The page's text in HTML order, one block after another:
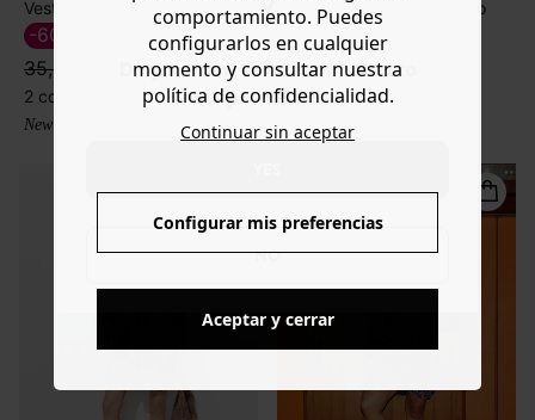
Do you want to be redirected to
www.promod.com ?
NO
Vestido camisero corto
14,39 €
35,99 €
-60%
2 colores
New collection
Vestido camisero bordado
23,99 €
59,99 €
-60%
2 colores
New collection
comportamiento. Puedes
configurarlos en cualquier
momento y consultar nuestra
política de confidencialidad.
Continuar sin aceptar
Configurar mis preferencias
Aceptar y cerrar